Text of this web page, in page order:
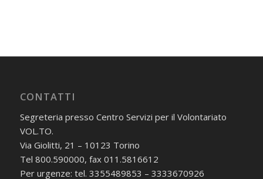
CONTATTI
Segreteria presso Centro Servizi per il Volontariato
VOL.TO.
Via Giolitti, 21 – 10123 Torino
Tel 800.590000, fax 011.5816612
Per urgenze: tel. 3355489853 – 3333670926